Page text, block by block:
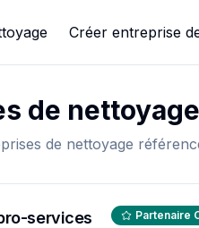
Créer entreprise
de
de nettoyage
services Partenaire